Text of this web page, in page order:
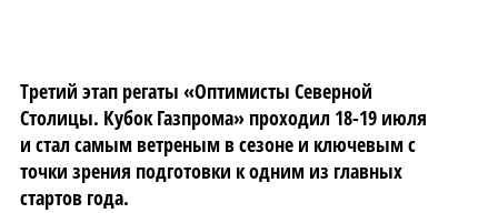
Третий этап регаты «Оптимисты Северной
Столицы. Кубок Газпрома» проходил 18-19 июля
и стал самым ветреным в сезоне и ключевым с
точки зрения подготовки к одним из главных
стартов года.